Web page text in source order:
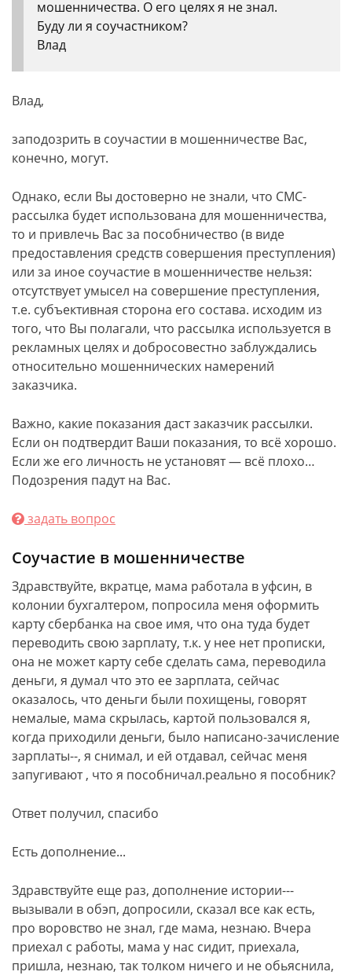
мошенничества. О его целях я не знал.
Буду ли я соучастником?
Влад
Влад,
заподозрить в соучастии в мошенничестве Вас,
конечно, могут.
Однако, если Вы достоверно не знали, что СМС-
рассылка будет использована для мошенничества,
то и привлечь Вас за пособничество (в виде
предоставления средств совершения преступления)
или за иное соучастие в мошенничестве нельзя:
отсутствует умысел на совершение преступления,
т.е. субъективная сторона его состава. исходим из
того, что Вы полагали, что рассылка используется в
рекламных целях и добросовестно заблуждались
относительно мошеннических намерений
заказчика.
Важно, какие показания даст заказчик рассылки.
Если он подтвердит Ваши показания, то всё хорошо.
Если же его личность не установят — всё плохо…
Подозрения падут на Вас.
задать вопрос
Соучастие в мошенничестве
Здравствуйте, вкратце, мама работала в уфсин, в
колонии бухгалтером, попросила меня оформить
карту сбербанка на свое имя, что она туда будет
переводить свою зарплату, т.к. у нее нет прописки,
она не может карту себе сделать сама, переводила
деньги, я думал что это ее зарплата, сейчас
оказалось, что деньги были похищены, говорят
немалые, мама скрылась, картой пользовался я,
когда приходили деньги, было написано-зачисление
зарплаты--, я снимал, и ей отдавал, сейчас меня
запугивают , что я пособничал.реально я пособник?
Ответ получил, спасибо
Есть дополнение...
Здравствуйте еще раз, дополнение истории---
вызывали в обэп, допросили, сказал все как есть,
про воровство не знал, где мама, незнаю. Вчера
приехал с работы, мама у нас сидит, приехала,
пришла, незнаю, так толком ничего и не обьяснила,